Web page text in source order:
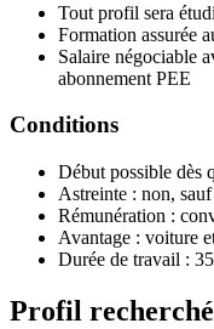
Tout profil sera
Formation assurée
Salaire négociable
abonnement PEE
Conditions
Début possible dès
Astreinte : non,
Rémunération :
Avantage : voiture
Durée de travail :
Profil recherché